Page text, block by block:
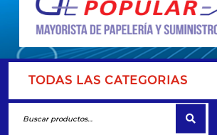
TODAS LAS CATEGORIAS